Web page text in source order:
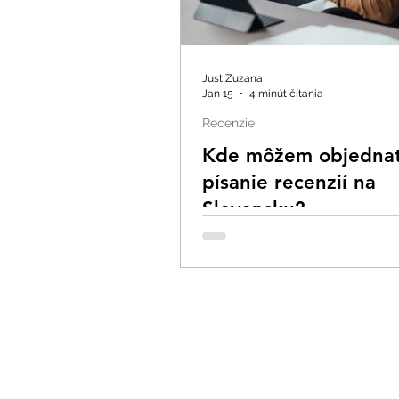
Kde môžem
písanie recenzií na
Slovensku?
Recenzie
Just Zuzana
Jan 15
4 minút čítania